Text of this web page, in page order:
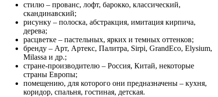
стилю – прованс, лофт, барокко, классический,
скандинавский;
рисунку – полоска, абстракция, имитация кирпича,
дерева;
расцветке – пастельных, ярких и темных оттенков;
бренду – Арт, Артекс, Палитра, Sirpi, GrandEco, Elysium,
Milassa и др.;
стране-производителю – Россия, Китай, некоторые
страны Европы;
помещению, для которого они предназначены – кухня,
коридор, спальня, гостиная, детская.